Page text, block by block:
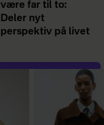
være far til to:
Deler nyt
perspektiv på livet